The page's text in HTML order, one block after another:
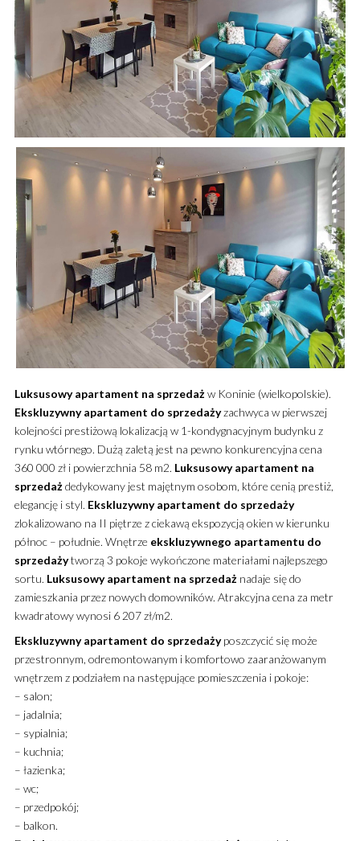
Luksusowy apartament na sprzedażw Koninie (wielkopolskie).
Ekskluzywny apartament do sprzedażyzachwyca w pierwszej
kolejności prestiżową lokalizacją w 1-kondygnacyjnym budynku z
rynku wtórnego. Dużą zaletą jest na pewno konkurencyjna cena
360 000 zł i powierzchnia 58 m2. Luksusowy apartament na
sprzedażdedykowany jest majętnym osobom, które cenią prestiż,
elegancję i styl. Ekskluzywny apartament do sprzedaży
zlokalizowano na II piętrze z ciekawą ekspozycją okien w kierunku
północ – południe. Wnętrze ekskluzywnego apartamentu do
sprzedażytworzą 3 pokoje wykończone materiałami najlepszego
sortu. Luksusowy apartament na sprzedażnadaje się do
zamieszkania przez nowych domowników. Atrakcyjna cena za metr
kwadratowy wynosi 6 207 zł/m2.
Ekskluzywny apartament do sprzedażyposzczycić się może
przestronnym, odremontowanym i komfortowo zaaranżowanym
wnętrzem z podziałem na następujące pomieszczenia i pokoje:
– salon;
– jadalnia;
– sypialnia;
– kuchnia;
– łazienka;
– wc;
– przedpokój;
– balkon.